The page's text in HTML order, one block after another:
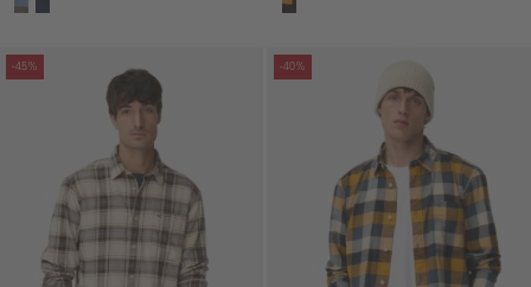
-45%
overslaan
-40%
Galerie overslaan